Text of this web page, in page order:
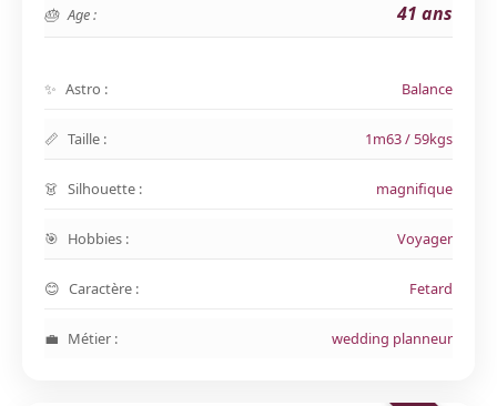
Age : 41 ans
Astro : Balance
Taille : 1m63 / 59kgs
Silhouette : magnifique
Hobbies : Voyager
Caractère : Fetard
Métier : wedding planneur